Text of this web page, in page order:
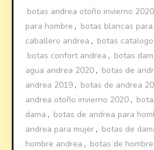
botas andrea otoño invierno 2020
para hombre , botas blancas
caballero andrea , botas
botas confort andrea , botas
agua andrea 2020 , botas de
andrea 2019 , botas de andrea
andrea otoño invierno 2020 ,
dama , botas de andrea para
andrea para mujer , botas de
hombre andrea , botas de